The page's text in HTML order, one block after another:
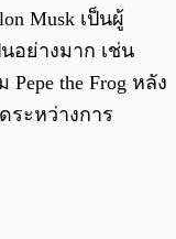
Musk เป็นผู้
อย่างมาก เช่น
the Frog หลัง
ระหว่างการ